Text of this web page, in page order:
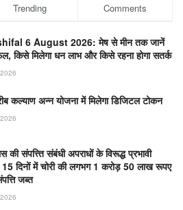
Trending Comments
6 August 2026: मेष से मीन तक जानें
किसे मिलेगा धन लाभ और किसे रहना होगा सतर्क
कल्याण अन्न योजना में मिलेगा डिजिटल टोकन
की संपत्त्ति संबंधी अपराधों के विरूद्ध प्रभावी
15 दिनों में चोरी की लगभग 1 करोड़ 50 लाख रूपए
जब्‍त